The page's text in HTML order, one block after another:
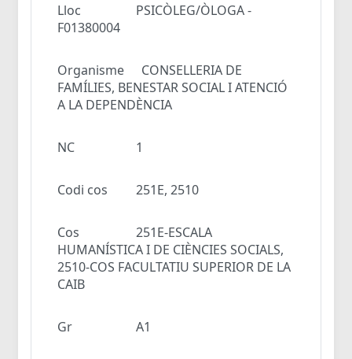
Lloc
PSICÒLEG/ÒLOGA -
F01380004
Organisme
CONSELLERIA DE
FAMÍLIES, BENESTAR SOCIAL I ATENCIÓ
A LA DEPENDÈNCIA
NC 1
Codi cos 251E, 2510
Cos
251E-ESCALA
HUMANÍSTICA I DE CIÈNCIES SOCIALS,
2510-COS FACULTATIU SUPERIOR DE LA
CAIB
Gr A1